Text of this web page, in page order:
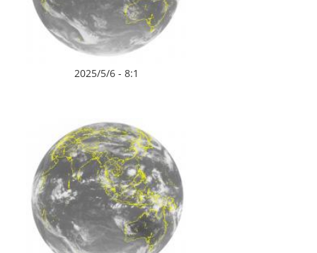
2025/5/6 - 8:1